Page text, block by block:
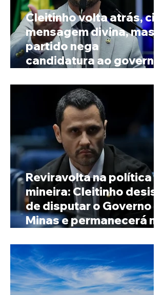
Cleitinho volta atrás, cita
mensagem divina, mas
partido nega
candidatura ao governo
Reviravolta na política
mineira: Cleitinho desiste
de disputar o Governo de
Minas e permanecerá no